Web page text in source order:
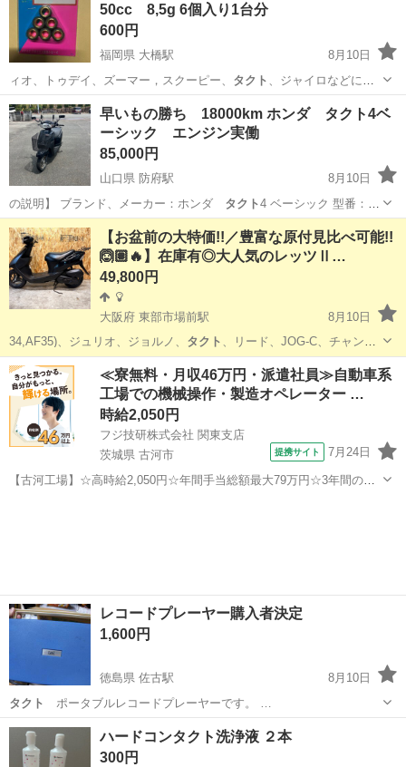
50cc 8,5g 6個入り1台分
600円
福岡県 大橋駅
8月10日
ィオ、トゥデイ、ズーマー，スクーピー、 タクト
、ジャイロなどに使
えます 車体により…
福岡 福岡市 大橋駅
早いもの勝ち 18000km ホンダ タクト4ベ
ーシック エンジン実働
85,000円
山口県 防府駅
8月10日
の説明】 ブランド、メーカー：ホンダ タクト4 ベーシック 型番：
AF79-111…
山口 防府市 防府駅 ホンダ
【お盆前の大特価!!／豊富な原付見比べ可能!!
🙆🏽🔥】在庫有◎大人気のレッツⅡ…
49,800円
大阪府 東部市場前駅
8月10日
34,AF35)、ジュリオ、ジョルノ、 タクト 、リード、JOG-C、チャンプ
CX、H…
大阪 大阪市 東部市場前駅 バイク レッツ
≪寮無料・月収46万円・派遣社員≫自動車系
工場での機械操作・製造オペレーター …
時給2,050円
フジ技研株式会社 関東支店
茨城県 古河市
提携サイト 7月24日
【古河工場】☆高時給2,050円☆年間手当総額最大79万円☆3年間の手
レコードプレーヤー購入者決定
1,600円
徳島県 佐古駅
8月10日
タクト
ポータブルレコードプレーヤーです。 …
徳島 徳島市 佐古駅 家電
ハードコンタクト洗浄液 ２本
300円